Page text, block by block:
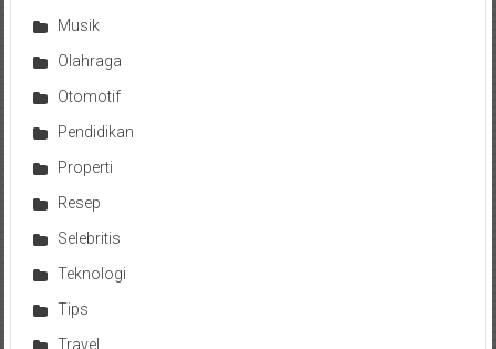
Musik
Olahraga
Otomotif
Pendidikan
Properti
Resep
Selebritis
Teknologi
Tips
Travel